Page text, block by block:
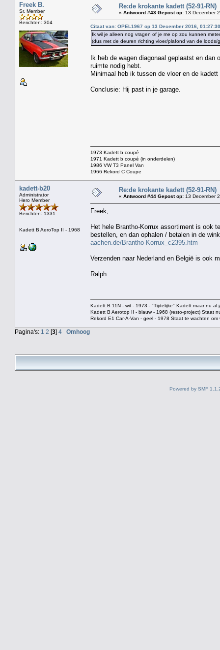
Freek B.
Sr. Member
Berichten: 304
Re:de krokante kadett (52-91-RN)
« Antwoord #43 Gepost op: 13 December
Citaat van: OPEL1967 op 13 December 2016, 01:27:30
Ik wil je alleen nog vragen of je me op zou kunnen
(dus met de deuren richting vloer/plafond van de
Ik heb de wagen diagonaal geplaatst en
ruimte nodig hebt.
Minimaal heb ik tussen de vloer en de
Conclusie: Hij past in je garage.
1973 Kadett b coupé
1971 Kadett b coupé (in onderdelen)
1986 VW T3 Panel Van
1966 Rekord C Coupe
kadett-b20
Administrator
Hero Member
Berichten: 1331
Kadett B AeroTop II - 1968
Re:de krokante kadett (52-91-RN)
« Antwoord #44 Gepost op: 13 December
Freek,
Het hele Brantho-Korrux assortiment is ook
bestellen, en dan ophalen / betalen in de
aachen.de/Brantho-Korrux_c2395.htm
Verzenden naar Nederland en België is ook
Ralph
Kadett B 11N - wit - 1973 - "Tijdelijke" Kadett maar nu al
Kadett B Aerotop II - blauw - 1968 (resto-project) Staat
Rekord E1 Car-A-Van - geel - 1978 Staat te wachten
Pagina's: 1 2 [3] 4 Omhoog
Powered by SMF